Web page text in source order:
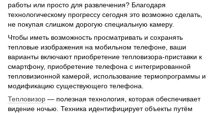
работы или просто для развлечения? Благодаря
технологическому прогрессу сегодня это возможно сделать,
не покупая слишком дорогую специальную камеру.
Чтобы иметь возможность просматривать и сохранять
тепловые изображения на мобильном телефоне, ваши
варианты включают приобретение тепловизора-приставки к
смартфону, приобретение телефона с интегрированной
тепловизионной камерой, использование термопрограммы и
модификацию существующего телефона.
Тепловизор — полезная технология, которая обеспечивает
видение ночью. Техника идентифицирует объекты путём